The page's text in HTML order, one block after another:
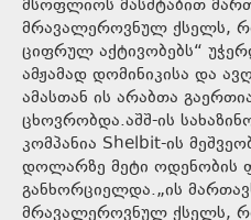
მსოფლიოს მასშტაბით
მრავალეროვნულ ქსელს,
ციფრულ აქტივობებს“
ამჟამად დომინიკისა და
ამასთან ის არაბთა
ცხოვრობდა.აშშ-ის
კომპანია Shelbit-ის
დოლარზე მეტი ოდენობის
განხორციელდა.„ის
მრავალეროვნულ ქსელს,